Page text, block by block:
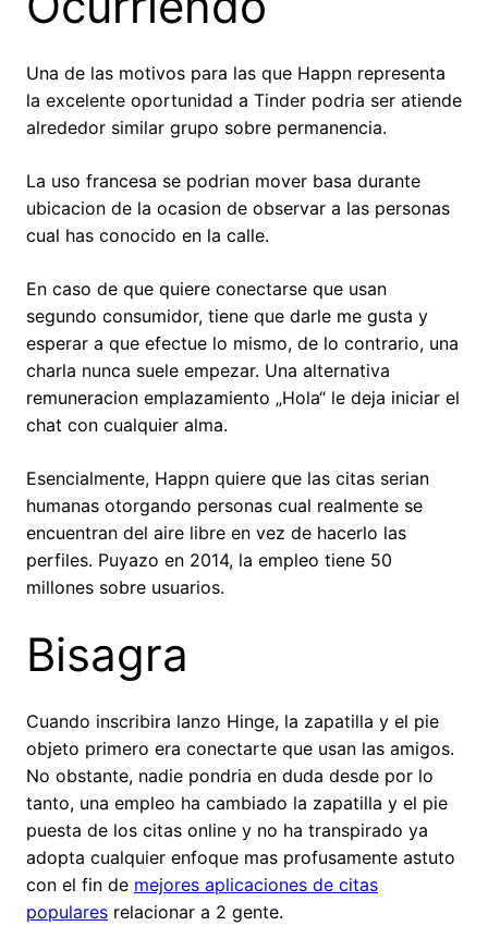
Una de las motivos para las que Happn representa
la excelente oportunidad a Tinder podri­a ser atiende
alrededor similar grupo sobre permanencia.
La uso francesa se podri­an mover basa durante
ubicacion de la ocasion de observar a las personas
cual has conocido en la calle.
En caso de que quiere conectarse que usan
segundo consumidor, tiene que darle me gusta y
esperar a que efectue lo mismo, de lo contrario, una
charla nunca suele empezar. Una alternativa
remuneracion emplazamiento „Hola“ le deja iniciar el
chat con cualquier alma.
Esencialmente, Happn quiere que las citas serian
humanas otorgando personas cual realmente se
encuentran del aire libre en vez de hacerlo las
perfiles. Puyazo en 2014, la empleo tiene 50
millones sobre usuarios.
Bisagra
Cuando inscribira lanzo Hinge, la zapatilla y el pie
objeto primero era conectarte que usan las amigos.
No obstante, nadie pondri­a en duda desde por lo
tanto, una empleo ha cambiado la zapatilla y el pie
puesta de los citas online y no ha transpirado ya
adopta cualquier enfoque mas profusamente astuto
con el fin de mejores aplicaciones de citas
populares relacionar a 2 gente.